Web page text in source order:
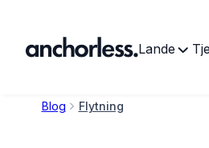
Lande
Blog Flytning